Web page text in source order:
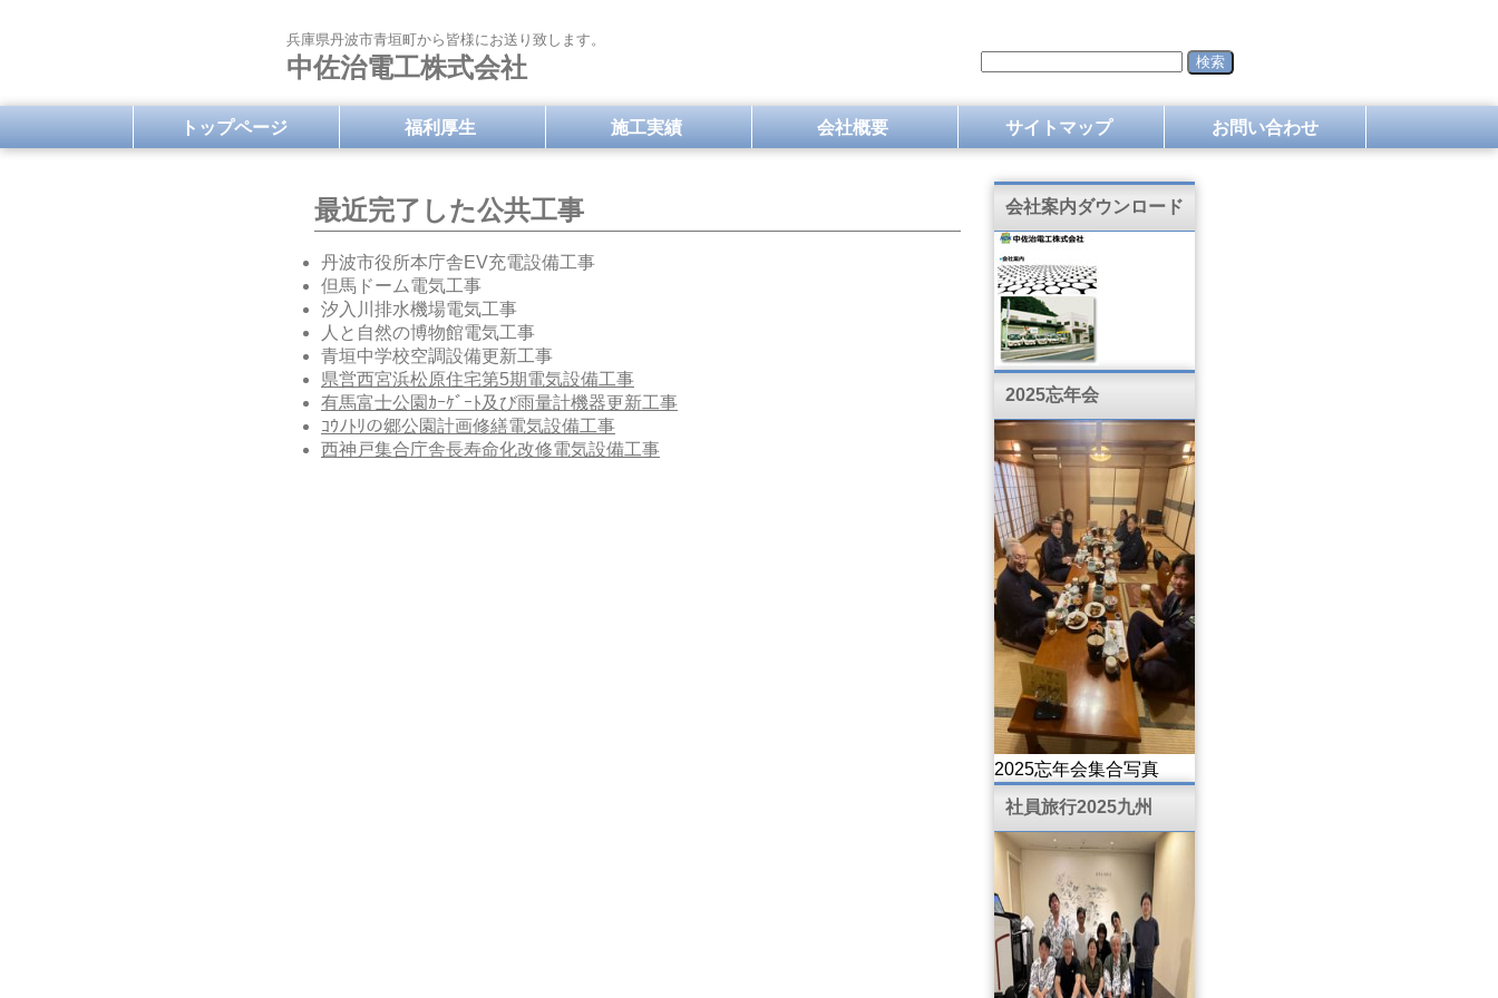
兵庫県丹波市青垣町から皆様にお送り致します。
中佐治電工株式会社
トップページ 福利厚生 施工実績 会社概要 サイトマップ お問い合わせ
会社案内ダウンロード
2025忘年会
2025忘年会集合写真
社員旅行2025九州
最近完了した公共工事
丹波市役所本庁舎EV充電設備工事
但馬ドーム電気工事
汐入川排水機場電気工事
人と自然の博物館電気工事
青垣中学校空調設備更新工事
県営西宮浜松原住宅第5期電気設備工事
有馬富士公園ｶｰｹﾞｰﾄ及び雨量計機器更新工事
ｺｳﾉﾄﾘの郷公園計画修繕電気設備工事
西神戸集合庁舎長寿命化改修電気設備工事